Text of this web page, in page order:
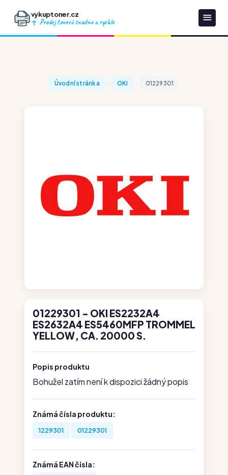
vykuptoner.cz
Prodej tonerů snadno a rychle
Úvodní stránka OKI 01229301
01229301 - OKI ES2232A4
ES2632A4 ES5460MFP TROMMEL
YELLOW, CA. 20000 S.
Popis produktu
Bohužel zatím není k dispozici žádný popis
Známá čísla produktu:
1229301 01229301
Známá EAN čísla: